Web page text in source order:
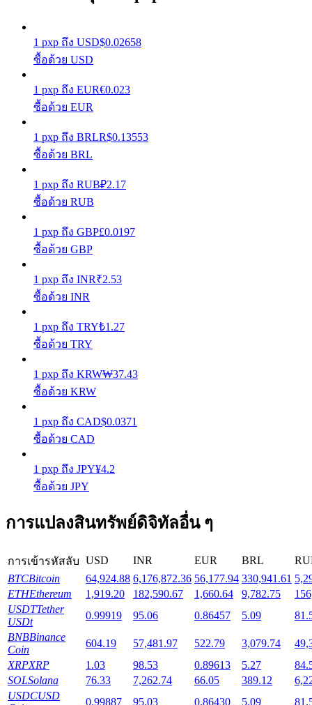
ผลตอบแทนสูงและเข้าถึงได้ทันที
Launchpool
การเซ้งแบบยืดหยุ่นเพื่อรับโทเคนยอดนิยม
การล็อค BTR
เงินกู้
1 pxp ถึง USD$0.02658
ซื้อด้วย USD
1 pxp ถึง EUR€0.023
ซื้อด้วย EUR
1 pxp ถึง BRLR$0.13553
ซื้อด้วย BRL
1 pxp ถึง RUB₽2.17
ซื้อด้วย RUB
1 pxp ถึง GBP£0.0197
ซื้อด้วย GBP
1 pxp ถึง INR₹2.53
ซื้อด้วย INR
1 pxp ถึง TRY₺1.27
ซื้อด้วย TRY
1 pxp ถึง KRW₩37.43
ซื้อด้วย KRW
1 pxp ถึง CAD$0.0371
ซื้อด้วย CAD
1 pxp ถึง JPY¥4.2
ซื้อด้วย JPY
การแปลงสินทรัพย์ดิจิทัลอื่น ๆ
การเข้ารหัสลับ USD INR EUR BRL
BTCBitcoin 64,924.88 6,176,872.36 56,177.94 330,941.61
ETHEthereum 1,919.20 182,590.67 1,660.64 9,782.75
USDTTether
USDt
0.99919 95.06 0.86457 5.09
BNBBinance
Coin
604.19 57,481.97 522.79 3,079.74
XRPXRP 1.03 98.53 0.89613 5.27
SOLSolana 76.33 7,262.74 66.05 389.12
USDCUSD
0.99887 95.03 0.86430 5.09